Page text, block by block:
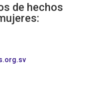
de hechos